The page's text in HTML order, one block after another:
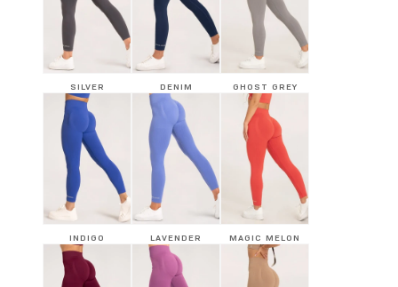
SILVER DENIM GHOST GREY
INDIGO LAVENDER MAGIC MELON